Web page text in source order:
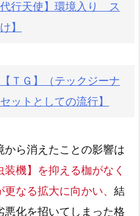
行天使】環境入り ス
】
ＴＧ】（テックジーナ
ットとしての流行】
ら消えたことの影響は
装機】を抑える枷がなく
なる拡大に向かい、 結
化を招いてしまった格